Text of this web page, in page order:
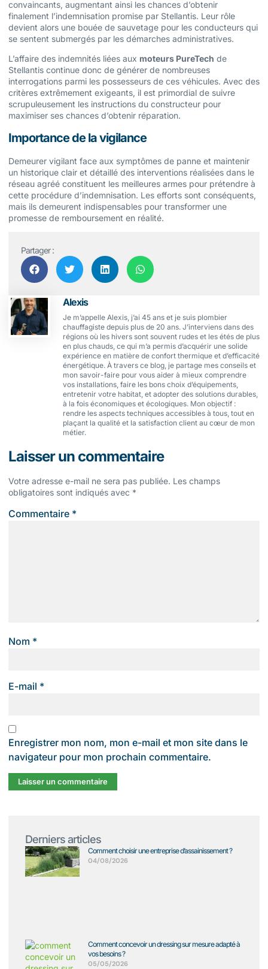
convaincants, augmentant ainsi les chances d’obtenir
finalement l’indemnisation promise par Stellantis. Leur rôle
devient alors une bouée de sauvetage pour les conducteurs qui
se sentent submergés par les démarches administratives.
L’affaire des indemnités liées aux moteurs PureTech de
Stellantis continue donc de générer de nombreuses
interrogations parmi les possesseurs de ces véhicules. Avec des
critères extrêmement exigeants, il est primordial de suivre
scrupuleusement les instructions du constructeur pour
maximiser ses chances d’obtenir réparation.
Importance de la vigilance
Demeurer vigilant face aux symptômes de panne et maintenir
un historique clair et détaillé des interventions réalisées dans le
réseau agréé constituent les meilleures armes pour prétendre à
cette procédure d’indemnisation. Les efforts sont conséquents,
mais ils demeurent indispensables pour transformer une
promesse de remboursement en réalité.
Partager :
Alexis
Je m’appelle Alexis, j’ai 45 ans et je suis plombier
chauffagiste depuis plus de 20 ans. J’interviens dans des
régions où les hivers sont souvent rudes et les étés de plus
en plus chauds, ce qui m’a permis d’acquérir une solide
expérience en matière de confort thermique et d’efficacité
énergétique. À travers ce blog, je partage mes conseils et
mon savoir-faire pour vous aider à mieux comprendre
vos installations, faire les bons choix d’équipements,
entretenir votre habitat, et adopter des solutions durables,
à la fois économiques et écologiques. Mon objectif :
rendre les aspects techniques accessibles à tous, tout en
plaçant la qualité et la satisfaction client au cœur de mon
métier.
Laisser un commentaire
Votre adresse e-mail ne sera pas publiée. Les champs
obligatoires sont indiqués avec *
Commentaire *
Nom *
E-mail *
Enregistrer mon nom, mon e-mail et mon site dans le
navigateur pour mon prochain commentaire.
Derniers articles
Comment choisir une entreprise d’assainissement ?
04/08/2026
Comment concevoir un dressing sur mesure adapté à
vos besoins ?
05/05/2026